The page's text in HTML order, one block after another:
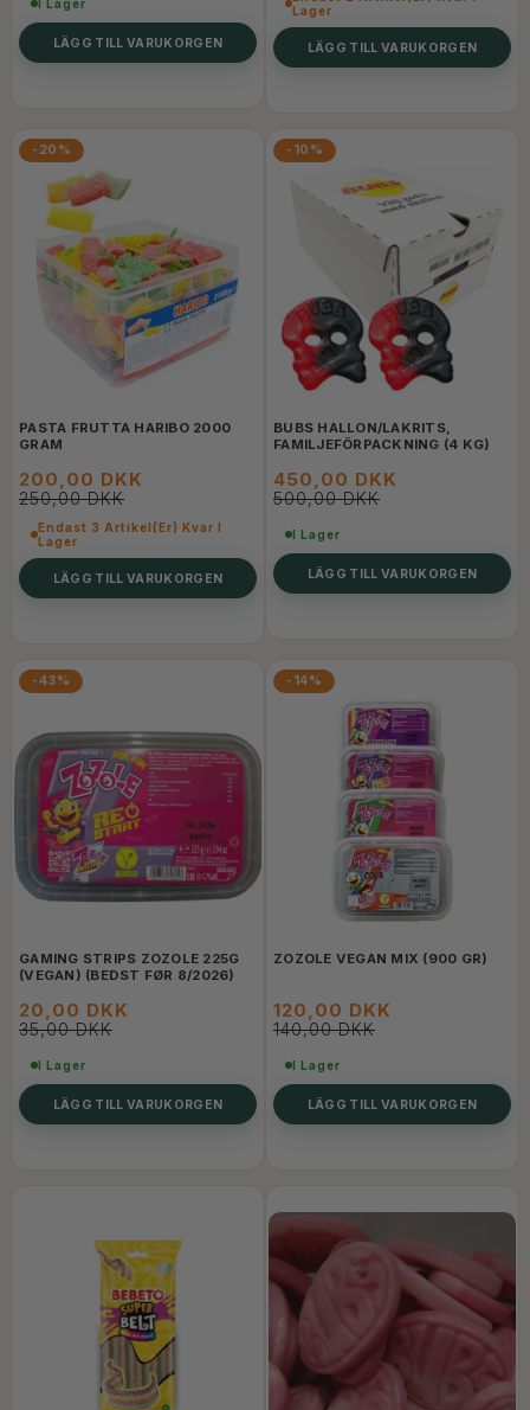
I Lager
LÄGG TILL VARUKORGEN
Lager
LÄGG TILL VARUKORGEN
-20%
PASTA FRUTTA HARIBO 2000
GRAM
200,00 DKK
250,00 DKK
Endast 3 Artikel(er) Kvar I
Lager
LÄGG TILL VARUKORGEN
-10%
BUBS HALLON/LAKRITS,
FAMILJEFÖRPACKNING (4 KG)
450,00 DKK
500,00 DKK
I Lager
LÄGG TILL VARUKORGEN
-43%
GAMING STRIPS ZOZOLE 225G
(VEGAN) (BEDST FØR 8/2026)
20,00 DKK
35,00 DKK
I Lager
LÄGG TILL VARUKORGEN
-14%
ZOZOLE VEGAN MIX (900 GR)
120,00 DKK
140,00 DKK
I Lager
LÄGG TILL VARUKORGEN